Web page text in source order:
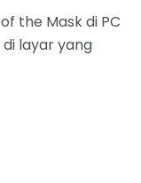
the Mask di PC
layar yang